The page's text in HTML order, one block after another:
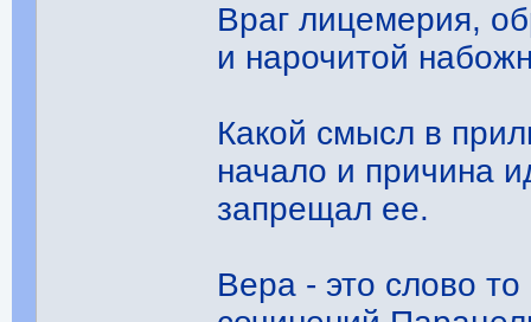
Враг лицемерия,
и нарочитой
Какой смысл в
начало и причина
запрещал ее.
Вера - это слово